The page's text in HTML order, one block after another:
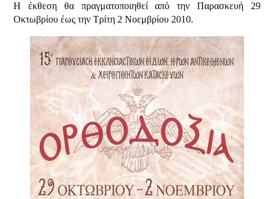
Η έκθεση θα πραγματοποιηθεί από την Παρασκευή 29
Οκτωβρίου έως την Τρίτη 2 Νοεμβρίου 2010.